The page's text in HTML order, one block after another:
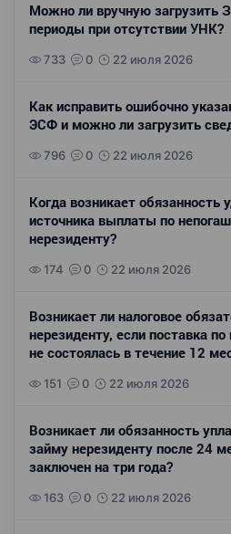
Можно ли вручную загрузить
периоды при отсутствии УНК?
733 0 22 июля 2026
Как исправить ошибочно
ЭСФ и можно ли загрузить
796 0 22 июля 2026
Когда возникает
источника выплаты по
нерезиденту?
174 0 22 июля 2026
Возникает ли налоговое
нерезиденту, если поставка
не состоялась в течение 12
151 0 22 июля 2026
Возникает ли обязанность
займу нерезиденту после 24
заключен на три года?
163 0 22 июля 2026